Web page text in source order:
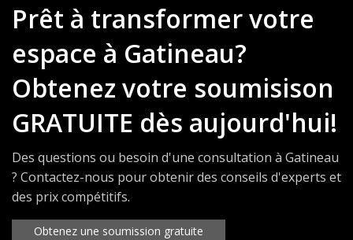
Prêt à transformer votre
espace à Gatineau?
Obtenez votre soumisison
GRATUITE dès aujourd'hui!
Des questions ou besoin d'une consultation à Gatineau
? Contactez-nous pour obtenir des conseils d'experts et
des prix compétitifs.
Obtenez une soumission gratuite